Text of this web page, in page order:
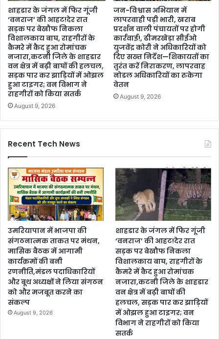
शाहडार के जंगल में फिर गूंजी
‘वनराज’ की आहट!देर रात
सड़क पर बेखौफ निकला
विशालकाय बाघ, राहगीरों के
कैमरे में कैद हुआ रोमांचक
नजारा,कटनी जिले के शाहडार
वन क्षेत्र में बढ़ी बाघों की हलचल,
सड़क पार कर झाड़ियों में ओझल
हुआ टाइगर; वन विभाग ने
राहगीरों को किया सतर्क
August 9, 2026
जन-विश्वास अभियान में
लापरवाही पड़ी भारी, खराब
प्रदर्शन वाली पंचायतों पर होगी
कार्रवाई!, ढीमरखेड़ा सीईओ
युजवेंद्र कोरी ने अधिकारियों को
दिए सख्त निर्देश—शिकायतों का
तुरंत करें निराकरण, लापरवाह
नोडल अधिकारियों का रुकेगा
वेतन
August 9, 2026
Recent Tech News
उमरियापान में भाजपा की
संगठनात्मक ताकत पर मंथन,
मासिक बैठक में आगामी
कार्यक्रमों की बनी
रणनीति,मंडल पदाधिकारियों
और बूथ अध्यक्षों ने लिया संगठन
को और मजबूत करने का
संकल्प
August 9, 2026
शाहडार के जंगल में फिर गूंजी
‘वनराज’ की आहट!देर रात
सड़क पर बेखौफ निकला
विशालकाय बाघ, राहगीरों के
कैमरे में कैद हुआ रोमांचक
नजारा,कटनी जिले के शाहडार
वन क्षेत्र में बढ़ी बाघों की
हलचल, सड़क पार कर झाड़ियों
में ओझल हुआ टाइगर; वन
विभाग ने राहगीरों को किया
सतर्क